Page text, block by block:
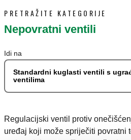
PRETRAŽITE KATEGORIJE
Nepovratni ventili
Idi na
Standardni kuglasti ventili s
ventilima
Regulacijski ventil protiv
uređaj koji može spriječiti povratni